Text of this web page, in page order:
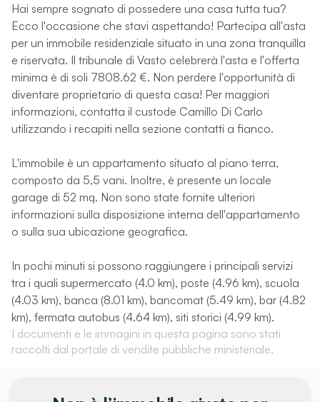
Hai sempre sognato di possedere una casa tutta tua?
Ecco l'occasione che stavi aspettando! Partecipa all'asta
per un immobile residenziale situato in una zona tranquilla
e riservata. Il tribunale di Vasto celebrerà l'asta e l'offerta
minima è di soli 7808.62 €. Non perdere l'opportunità di
diventare proprietario di questa casa! Per maggiori
informazioni, contatta il custode Camillo Di Carlo
utilizzando i recapiti nella sezione contatti a fianco.
L'immobile è un appartamento situato al piano terra,
composto da 5,5 vani. Inoltre, è presente un locale
garage di 52 mq. Non sono state fornite ulteriori
informazioni sulla disposizione interna dell'appartamento
o sulla sua ubicazione geografica.
In pochi minuti si possono raggiungere i principali servizi
tra i quali supermercato (4.0 km), poste (4.96 km), scuola
(4.03 km), banca (8.01 km), bancomat (5.49 km), bar (4.82
km), fermata autobus (4.64 km), siti storici (4.99 km).
I documenti e le immagini in questa pagina sono stati
raccolti dal portale di vendite pubbliche ministeriale.